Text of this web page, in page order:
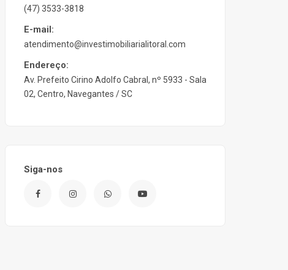
(47) 3533-3818
E-mail:
atendimento@investimobiliarialitoral.com
Endereço:
Av. Prefeito Cirino Adolfo Cabral, nº 5933 - Sala
02, Centro, Navegantes / SC
Siga-nos